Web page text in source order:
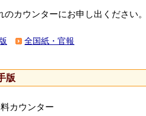
のカウンターにお申し出ください
全国紙・官報
版
カウンター